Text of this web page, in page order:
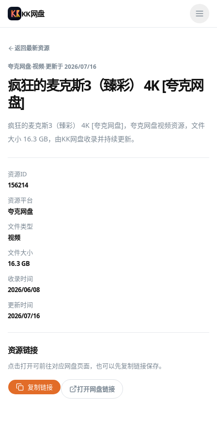
KK网盘
返回最新资源
夸克网盘·视频·更新于2026/07/16
疯狂的麦克斯3（臻彩） 4K [夸克网
盘]
疯狂的麦克斯3（臻彩） 4K [夸克网盘]，夸克网盘视频资源，文件
大小 16.3 GB，由KK网盘收录并持续更新。
资源ID
156214
资源平台
夸克网盘
文件类型
视频
文件大小
16.3 GB
收录时间
2026/06/08
更新时间
2026/07/16
资源链接
点击打开可前往对应网盘页面，也可以先复制链接保存。
复制链接 打开网盘链接